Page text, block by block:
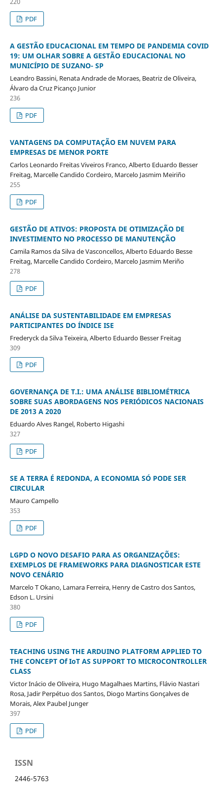
PDF
A GESTÃO EDUCACIONAL EM TEMPO DE PANDEMIA COVID
19: UM OLHAR SOBRE A GESTÃO EDUCACIONAL NO
MUNICÍPIO DE SUZANO- SP
Leandro Bassini, Renata Andrade de Moraes, Beatriz de Oliveira,
Álvaro da Cruz Picanço Junior
236
PDF
VANTAGENS DA COMPUTAÇÃO EM NUVEM PARA
EMPRESAS DE MENOR PORTE
Carlos Leonardo Freitas Viveiros Franco, Alberto Eduardo Besser
Freitag, Marcelle Candido Cordeiro, Marcelo Jasmim Meiriño
255
PDF
GESTÃO DE ATIVOS: PROPOSTA DE OTIMIZAÇÃO DE
INVESTIMENTO NO PROCESSO DE MANUTENÇÃO
Camila Ramos da Silva de Vasconcellos, Alberto Eduardo Besse
Freitag, Marcelle Candido Cordeiro, Marcelo Jasmim Meriño
278
PDF
ANÁLISE DA SUSTENTABILIDADE EM EMPRESAS
PARTICIPANTES DO ÍNDICE ISE
Frederyck da Silva Teixeira, Alberto Eduardo Besser Freitag
309
PDF
GOVERNANÇA DE T.I.: UMA ANÁLISE BIBLIOMÉTRICA
SOBRE SUAS ABORDAGENS NOS PERIÓDICOS NACIONAIS
DE 2013 A 2020
Eduardo Alves Rangel, Roberto Higashi
327
PDF
SE A TERRA É REDONDA, A ECONOMIA SÓ PODE SER
CIRCULAR
Mauro Campello
353
PDF
LGPD O NOVO DESAFIO PARA AS ORGANIZAÇÕES:
EXEMPLOS DE FRAMEWORKS PARA DIAGNOSTICAR ESTE
NOVO CENÁRIO
Marcelo T Okano, Lamara Ferreira, Henry de Castro dos Santos,
Edson L. Ursini
380
PDF
TEACHING USING THE ARDUINO PLATFORM APPLIED TO
THE CONCEPT Of IoT AS SUPPORT TO MICROCONTROLLER
CLASS
Victor Inácio de Oliveira, Hugo Magalhaes Martins, Flávio Nastari
Rosa, Jadir Perpétuo dos Santos, Diogo Martins Gonçalves de
Morais, Alex Paubel Junger
397
PDF
ISSN
2446-5763